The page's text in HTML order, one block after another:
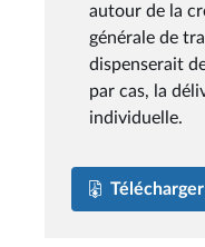
autour de la
générale de
dispenserait
par cas, la
individuelle.